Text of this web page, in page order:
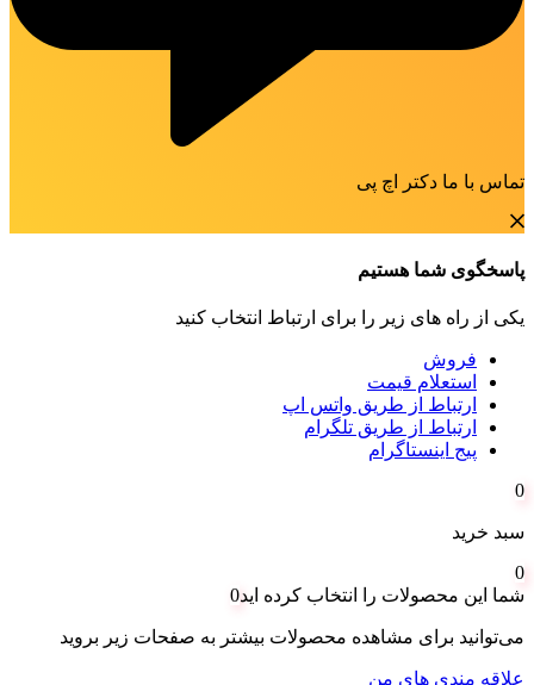
تماس با ما دکتر اچ پی
پاسخگوی شما هستیم
یکی از راه های زیر را برای ارتباط انتخاب کنید
فروش
استعلام قیمت
ارتباط از طریق واتس اپ
ارتباط از طریق تلگرام
پیج اینستاگرام
0
سبد خرید
0
شما این محصولات را انتخاب کرده اید0
می‌توانید برای مشاهده محصولات بیشتر به صفحات زیر بروید
علاقه مندی های من